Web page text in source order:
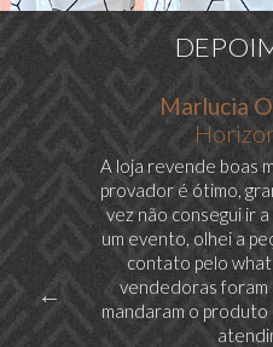
Marlucia
A loja revende boas
provador é ótimo,
vez não consegui ir
um evento, olhei a
contato pelo
vendedoras foram
mandaram o